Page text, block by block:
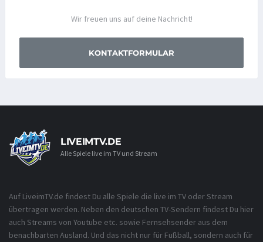
Wir freuen uns auf deine Nachricht!
KONTAKTFORMULAR
LIVEIMTV.DE
Alle Spiele live im TV und Stream
Auf LiveimTV.de findest Du alle Spiele die live im TV oder Stream
übertragen werden. Neben den deutschen TV-Sendern findest Du hier
auch Streams von Youtube etc. sowie Fernsehsender aus dem
benachbarten Ausland. Und das nicht nur für Fußball, sondern auch für